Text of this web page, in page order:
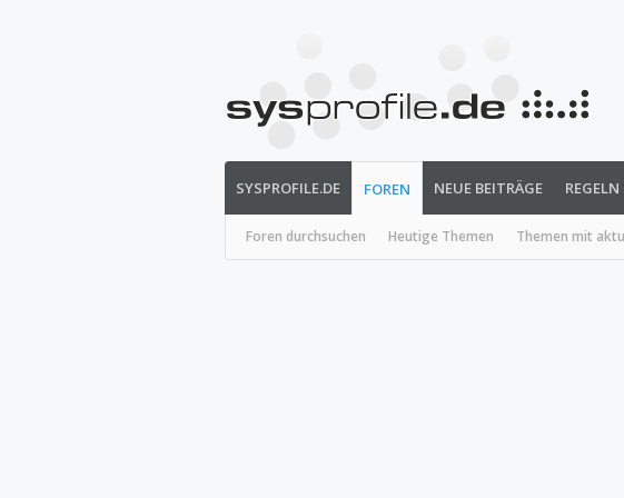
SYSPROFILE.DE FOREN
Foren durchsuchen Heutige Themen Themen mit
NEUE BEITRÄGE REGELN